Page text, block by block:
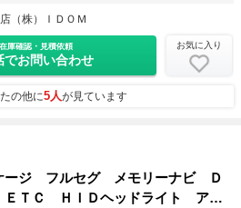
（株）ＩＤＯＭ
庫確認・見積依頼
でお問い合わせ
お気に入り
の他に5人が見ています
ージ フルセグ メモリーナビ Ｄ
ＴＣ ＨＩＤヘッドライト アイ